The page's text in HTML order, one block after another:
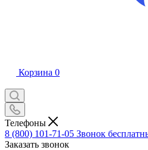
Корзина 0
Телефоны
8 (800) 101-71-05 Звонок
Заказать звонок